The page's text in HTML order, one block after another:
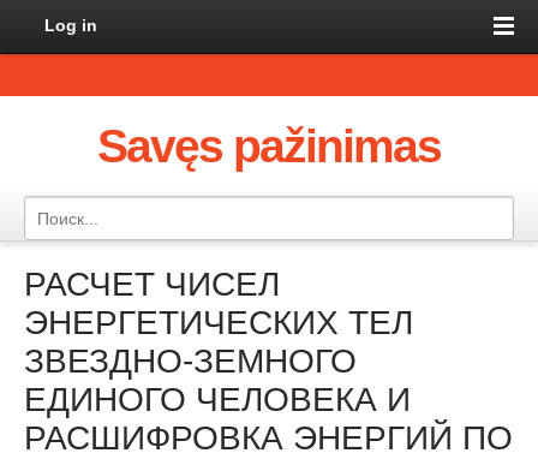
Log in
Savęs pažinimas
РАСЧЕТ ЧИСЕЛ
ЭНЕРГЕТИЧЕСКИХ ТЕЛ
ЗВЕЗДНО-ЗЕМНОГО
ЕДИНОГО ЧЕЛОВЕКА И
РАСШИФРОВКА ЭНЕРГИЙ ПО